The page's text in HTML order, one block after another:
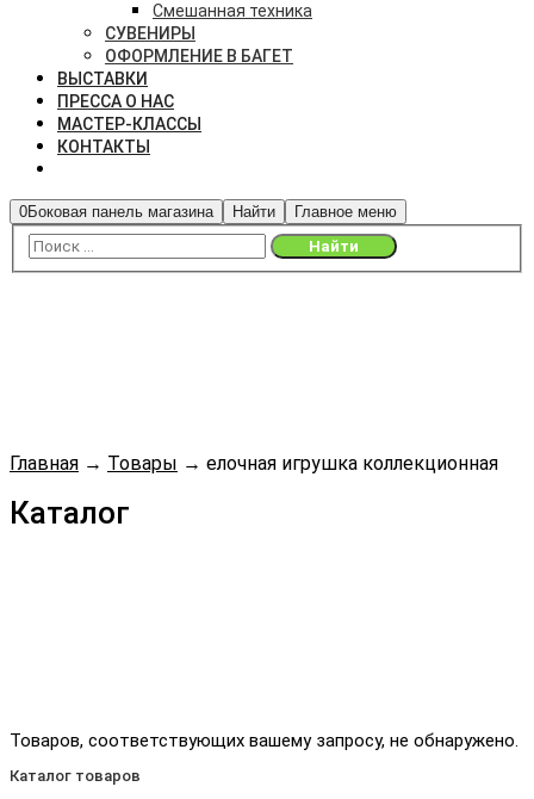
Смешанная техника
СУВЕНИРЫ
ОФОРМЛЕНИЕ В БАГЕТ
ВЫСТАВКИ
ПРЕССА О НАС
МАСТЕР-КЛАССЫ
КОНТАКТЫ
0Боковая панель магазина Найти Главное меню
Главная → Товары → елочная игрушка коллекционная
Каталог
Товаров, соответствующих вашему запросу, не обнаружено.
Каталог товаров